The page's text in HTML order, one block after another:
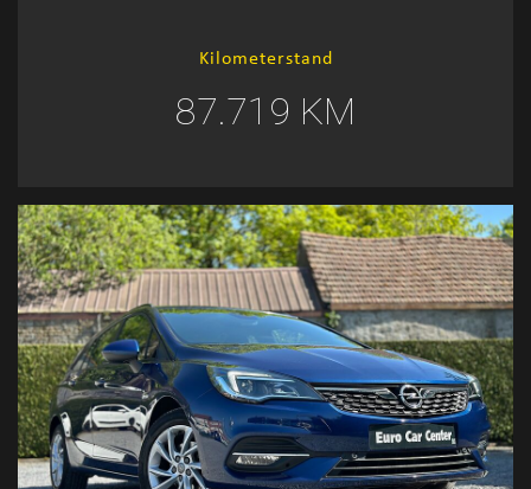
Kilometerstand
87.719 KM